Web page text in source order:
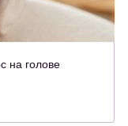
на голове